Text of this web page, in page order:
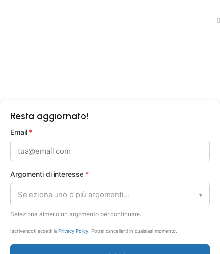
Resta aggiornato!
Email *
Argomenti di interesse *
Seleziona uno o più argomenti... ▾
Seleziona almeno un argomento per continuare.
Iscrivendoti accetti la Privacy Policy . Potrai cancellarti in qualsiasi momento.